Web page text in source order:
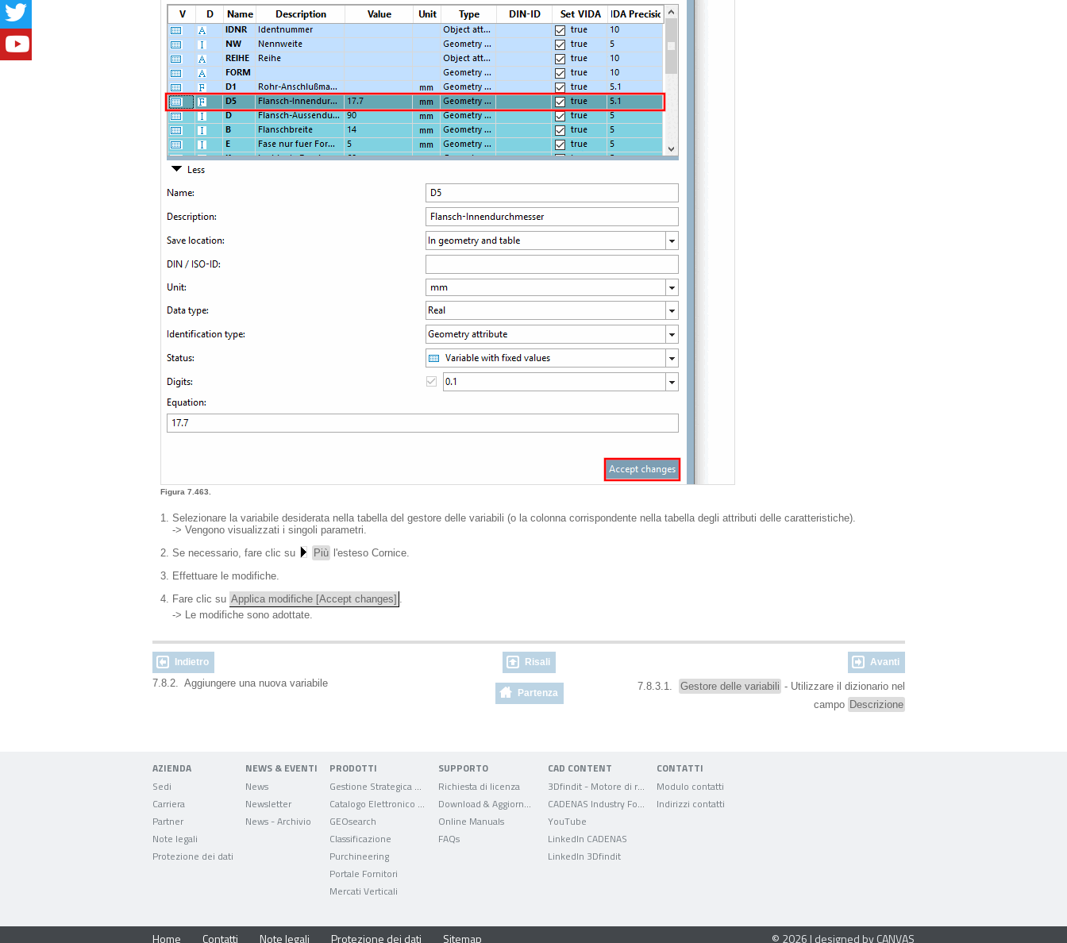
Figura 7.463.
Selezionare la variabile desiderata nella tabella del gestore delle variabili (o la colonna corrispondente nella tabella degli attributi delle caratteristiche).
-> Vengono visualizzati i singoli parametri.
Se necessario, fare clic su
Più l'esteso Cornice.
Effettuare le modifiche.
Fare clic su Applica modifiche [Accept changes] .
-> Le modifiche sono adottate.
Indietro Risali Avanti
7.8.2. Aggiungere una nuova variabile
Partenza
7.8.3.1. Gestore delle variabili - Utilizzare il dizionario nel
campo Descrizione
AZIENDA
Sedi
Carriera
Partner
Note legali
Protezione dei dati
NEWS & EVENTI
News
Newsletter
News - Archivio
PRODOTTI
Gestione Strategica delle Parti
Catalogo Elettronico dei Prodotti
GEOsearch
Classificazione
Purchineering
Portale Fornitori
Mercati Verticali
SUPPORTO
Richiesta di licenza
Download & Aggiornamenti
Online Manuals
FAQs
CAD CONTENT
3Dfindit - Motore di ricerca per dati CAD
CADENAS Industry Forum
YouTube
LinkedIn CADENAS
LinkedIn 3Dfindit
CONTATTI
Modulo contatti
Indirizzi contatti
Home Contatti Note legali Protezione dei dati Sitemap © 2026 | designed by CANVAS